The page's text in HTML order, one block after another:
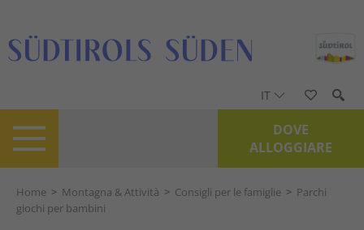
IT
DOVE
ALLOGGIARE
Home > Montagna & Attività > Consigli per le famiglie > Parchi
giochi per bambini